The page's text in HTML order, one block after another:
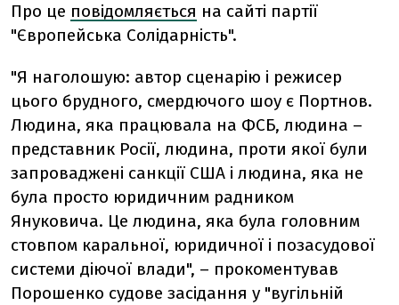
Про це повідомляється на сайті партії
"Європейська Солідарність".
"Я наголошую: автор сценарію і режисер
цього брудного, смердючого шоу є Портнов.
Людина, яка працювала на ФСБ, людина –
представник Росії, людина, проти якої були
запроваджені санкції США і людина, яка не
була просто юридичним радником
Януковича. Це людина, яка була головним
стовпом каральної, юридичної і позасудової
системи діючої влади", – прокоментував
Порошенко судове засідання у "вугільній